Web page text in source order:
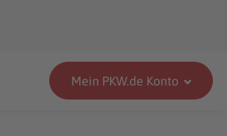
Mein PKW.de Konto